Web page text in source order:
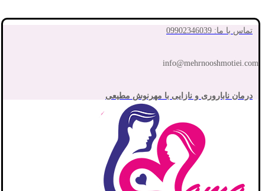
تماس با ما: 09902346039
info@mehrnooshmotiei.com
درمان ناباروری و نازایی با مهرنوش مطیعی